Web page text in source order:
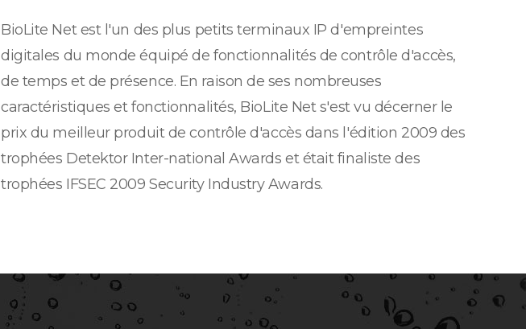
BioLite Net est l'un des plus petits terminaux IP d'empreintes
digitales du monde équipé de fonctionnalités de contrôle d'accès,
de temps et de présence. En raison de ses nombreuses
caractéristiques et fonctionnalités, BioLite Net s'est vu décerner le
prix du meilleur produit de contrôle d'accès dans l'édition 2009 des
trophées Detektor Inter-national Awards et était finaliste des
trophées IFSEC 2009 Security Industry Awards.